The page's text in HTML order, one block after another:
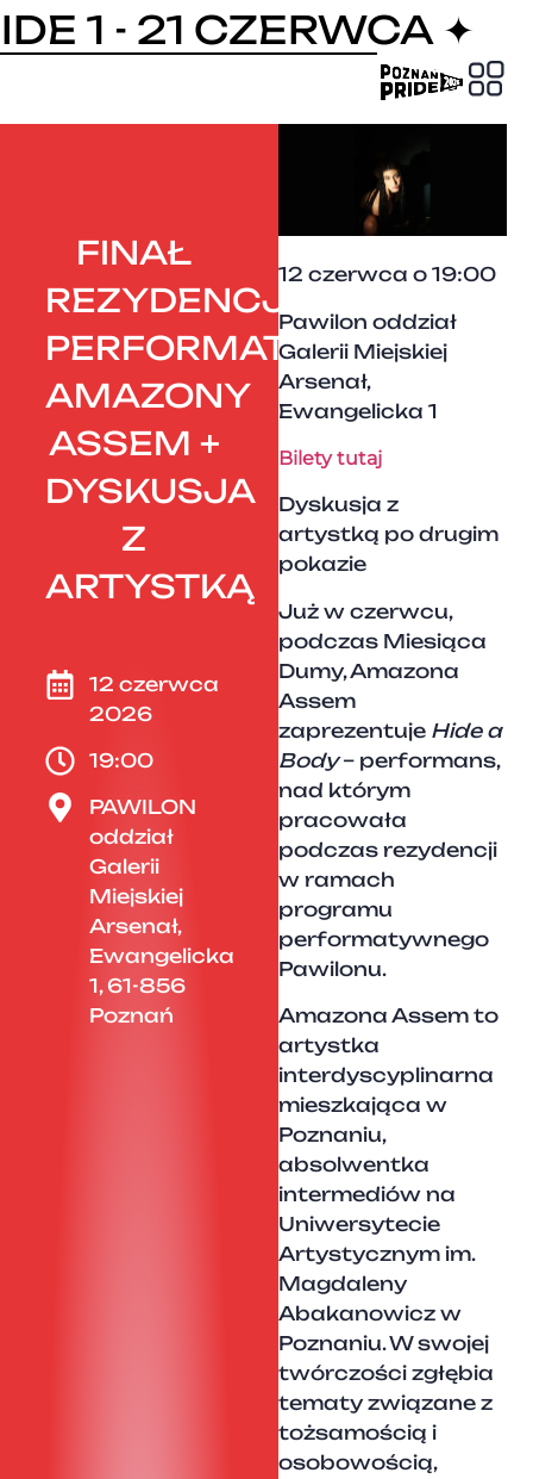
1 - 21 CZERWCA ✦
FINAŁ
REZYDENCJI
PERFORMATYWNEJ
AMAZONY
ASSEM +
DYSKUSJA
Z
ARTYSTKĄ
12 czerwca
2026
19:00
PAWILON
oddział
Galerii
Miejskiej
Arsenał,
Ewangelicka
1, 61-856
Poznań
12 czerwca o 19:00
Pawilon oddział
Galerii Miejskiej
Arsenał,
Ewangelicka 1
Bilety tutaj
Dyskusja z
artystką po drugim
pokazie
Już w czerwcu,
podczas Miesiąca
Dumy, Amazona
Assem
zaprezentuje Hide a
Body– performans,
nad którym
pracowała
podczas rezydencji
w ramach
programu
performatywnego
Pawilonu.
Amazona Assem to
artystka
interdyscyplinarna
mieszkająca w
Poznaniu,
absolwentka
intermediów na
Uniwersytecie
Artystycznym im.
Magdaleny
Abakanowicz w
Poznaniu. W swojej
twórczości zgłębia
tematy związane z
tożsamością i
osobowością,